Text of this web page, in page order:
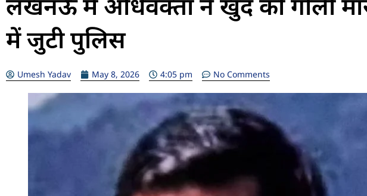
में जुटी पुलिस
Umesh Yadav May 8, 2026 4:05 pm No Comments